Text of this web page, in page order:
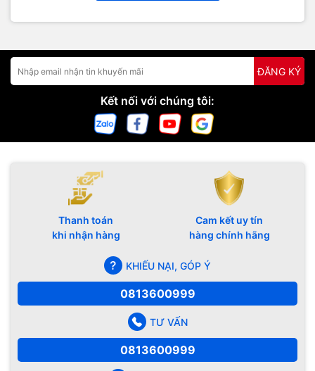
ĐĂNG KÝ
Kết nối với chúng tôi:
Thanh toán
khi nhận hàng
Cam kết uy tín
hàng chính hãng
KHIẾU NẠI, GÓP Ý
0813600999
TƯ VẤN
0813600999